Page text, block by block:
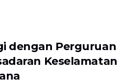
dengan Perguruan
Keselamatan